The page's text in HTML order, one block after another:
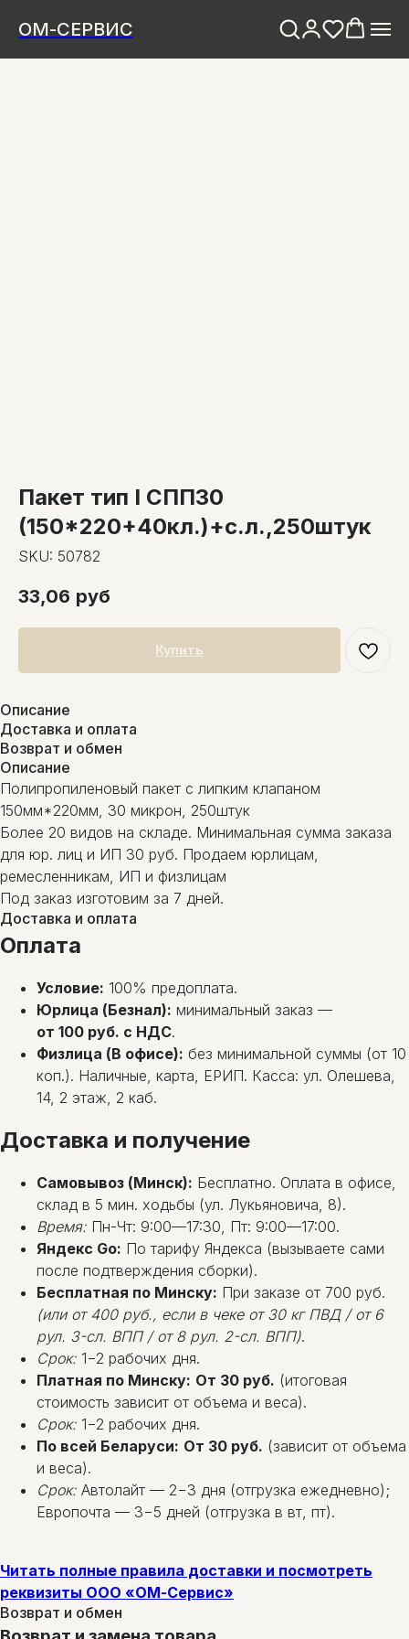
ОМ-СЕРВИС
Пакет тип I СПП30
(150*220+40кл.)+с.л.,250штук
SKU: 50782
33,06 руб
Купить
Описание
Доставка и оплата
Возврат и обмен
Описание
Полипропиленовый пакет с липким клапаном
150мм*220мм, 30 микрон, 250штук
Более 20 видов на складе. Минимальная сумма заказа
для юр. лиц и ИП 30 руб. Продаем юрлицам,
ремесленникам, ИП и физлицам
Под заказ изготовим за 7 дней.
Доставка и оплата
Оплата
Условие: 100% предоплата.
Юрлица (Безнал): минимальный заказ —
от 100 руб. с НДС.
Физлица (В офисе): без минимальной суммы (от 10
коп.). Наличные, карта, ЕРИП. Касса: ул. Олешева,
14, 2 этаж, 2 каб.
Доставка и получение
Самовывоз (Минск): Бесплатно. Оплата в офисе,
склад в 5 мин. ходьбы (ул. Лукьяновича, 8).
Время: Пн-Чт: 9:00—17:30, Пт: 9:00—17:00.
Яндекс Go: По тарифу Яндекса (вызываете сами
после подтверждения сборки).
Бесплатная по Минску: При заказе от 700 руб.
(или от 400 руб., если в чеке от 30 кг ПВД / от 6
рул. 3-сл. ВПП / от 8 рул. 2-сл. ВПП).
Срок: 1−2 рабочих дня.
Платная по Минску: От 30 руб. (итоговая
стоимость зависит от объема и веса).
Срок: 1−2 рабочих дня.
По всей Беларуси: От 30 руб. (зависит от объема
и веса).
Срок: Автолайт — 2−3 дня (отгрузка ежедневно);
Европочта — 3−5 дней (отгрузка в вт, пт).
Читать полные правила доставки и посмотреть
реквизиты ООО «ОМ-Сервис»
Возврат и обмен